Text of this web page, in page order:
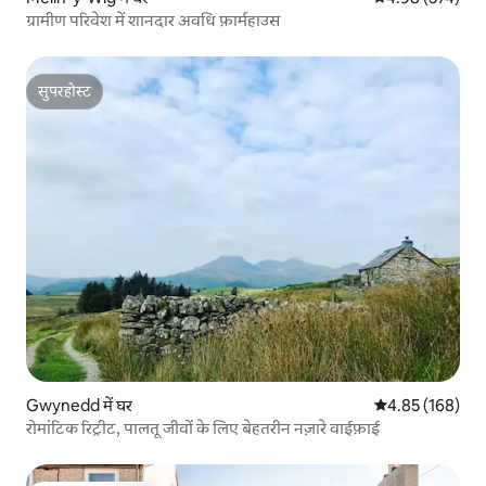
ग्रामीण परिवेश में शानदार अवधि फ़ार्महाउस
सुपरहोस्ट
सुपरहोस्ट
Gwynedd में घर औसत रेटिंग 5 में से
4.85 (168)
रोमांटिक रिट्रीट, पालतू जीवों के लिए बेहतरीन नज़ारे वाईफ़ाई